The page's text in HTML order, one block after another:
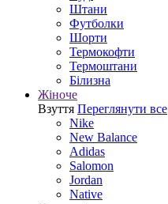
Штани
Футболки
Шорти
Термокофти
Термоштани
Білизна
Жіноче
Взуття Переглянути все
Nike
New Balance
Adidas
Salomon
Jordan
Native